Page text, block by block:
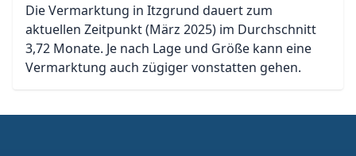
Die Vermarktung in Itzgrund dauert zum
aktuellen Zeitpunkt (März 2025) im Durchschnitt
3,72 Monate. Je nach Lage und Größe kann eine
Vermarktung auch zügiger vonstatten gehen.